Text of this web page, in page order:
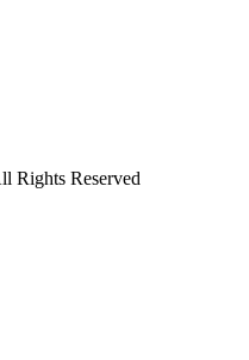
Rights Reserved